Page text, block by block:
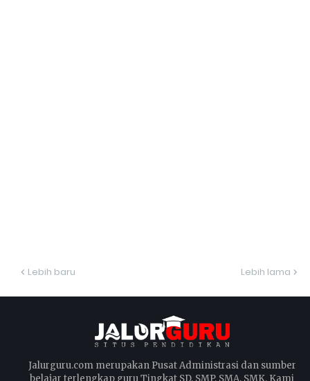
Lebih baru Lebih lama
Jalurguru.com merupakan Pusat Administrasi dan sumber
belajar terlengkap guru Tingkat SD, SMP, SMA, SMK. Kami